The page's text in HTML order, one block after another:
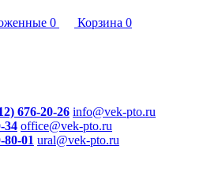
0 Корзина 0
676-20-26 info@vek-pto.ru
34 office@vek-pto.ru
80-01 ural@vek-pto.ru